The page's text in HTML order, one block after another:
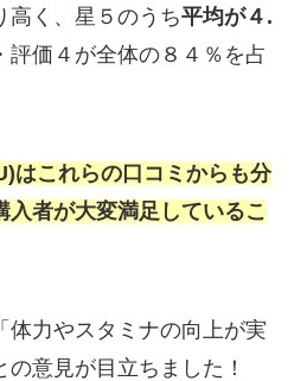
高く、星５のうち平均が４.
評価４が全体の８４％を占
はこれらの口コミからも分
入者が大変満足しているこ
体力やスタミナの向上が実
意見が目立ちました！